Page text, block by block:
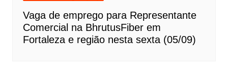
Vaga de emprego para Representante
Comercial na BhrutusFiber em
Fortaleza e região nesta sexta (05/09)